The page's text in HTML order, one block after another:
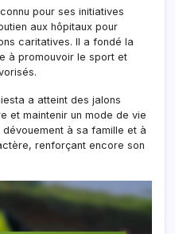
pour ses initiatives
aux hôpitaux pour
caritatives. Il a fondé la
à promouvoir le sport et
a atteint des jalons
et maintenir un mode de vie
à sa famille et à
renforçant encore son